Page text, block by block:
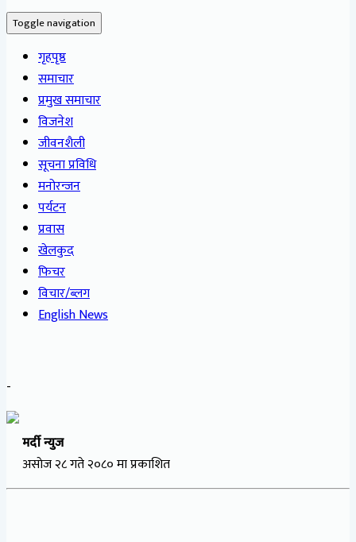
Toggle navigation
गृहपृष्ठ
समाचार
प्रमुख समाचार
विजनेश
जीवनशैली
सूचना प्रविधि
मनोरन्जन
पर्यटन
प्रवास
खेलकुद
फिचर
विचार/ब्लग
English News
-
मर्दी न्युज
असाेज २८ गते २०८० मा प्रकाशित